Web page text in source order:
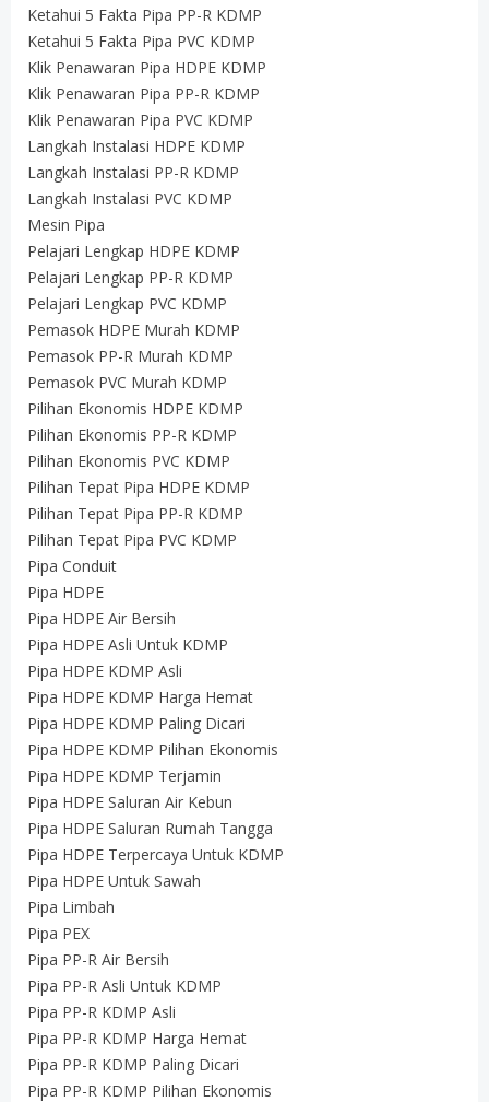
Ketahui 5 Fakta Pipa PP-R KDMP
Ketahui 5 Fakta Pipa PVC KDMP
Klik Penawaran Pipa HDPE KDMP
Klik Penawaran Pipa PP-R KDMP
Klik Penawaran Pipa PVC KDMP
Langkah Instalasi HDPE KDMP
Langkah Instalasi PP-R KDMP
Langkah Instalasi PVC KDMP
Mesin Pipa
Pelajari Lengkap HDPE KDMP
Pelajari Lengkap PP-R KDMP
Pelajari Lengkap PVC KDMP
Pemasok HDPE Murah KDMP
Pemasok PP-R Murah KDMP
Pemasok PVC Murah KDMP
Pilihan Ekonomis HDPE KDMP
Pilihan Ekonomis PP-R KDMP
Pilihan Ekonomis PVC KDMP
Pilihan Tepat Pipa HDPE KDMP
Pilihan Tepat Pipa PP-R KDMP
Pilihan Tepat Pipa PVC KDMP
Pipa Conduit
Pipa HDPE
Pipa HDPE Air Bersih
Pipa HDPE Asli Untuk KDMP
Pipa HDPE KDMP Asli
Pipa HDPE KDMP Harga Hemat
Pipa HDPE KDMP Paling Dicari
Pipa HDPE KDMP Pilihan Ekonomis
Pipa HDPE KDMP Terjamin
Pipa HDPE Saluran Air Kebun
Pipa HDPE Saluran Rumah Tangga
Pipa HDPE Terpercaya Untuk KDMP
Pipa HDPE Untuk Sawah
Pipa Limbah
Pipa PEX
Pipa PP-R Air Bersih
Pipa PP-R Asli Untuk KDMP
Pipa PP-R KDMP Asli
Pipa PP-R KDMP Harga Hemat
Pipa PP-R KDMP Paling Dicari
Pipa PP-R KDMP Pilihan Ekonomis